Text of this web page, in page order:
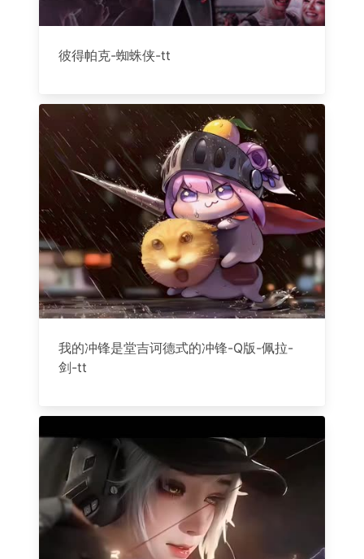
彼得帕克-蜘蛛侠-tt
我的冲锋是堂吉诃德式的冲锋-Q版-佩拉-
剑-tt